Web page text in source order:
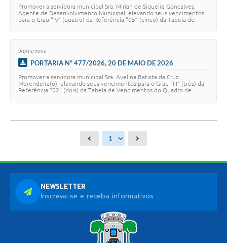
Promover a servidora municipal Sra. Mirian de Siqueira Goncalves,
Agente de Desenvolvimento Municipal, elevando seus vencimentos
para o Grau “IV” (quatro) da Referência “05” (cinco) da Tabela de
20/05/2026
PORTARIA Nº 477/2026, 20 DE MAIO DE 2026
Promover a servidora municipal Sra. Avelina Batista da Cruz,
Merendeira(o), elevando seus vencimentos para o Grau “III” (três) da
Referência “02” (dois) da Tabela de Vencimentos do Quadro de
NEWSLETTER
Inscreva-se e receba informativos